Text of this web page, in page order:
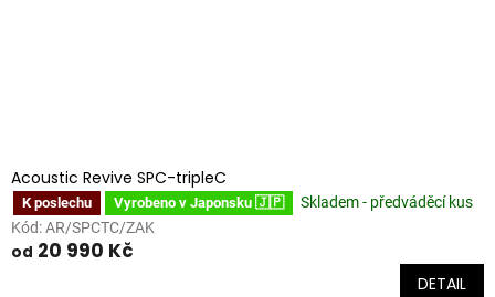
Acoustic Revive SPC-tripleC
K poslechu Vyrobeno v Japonsku 🇯🇵
Skladem - předváděcí kus
Kód:AR/SPCTC/ZAK
od 20 990 Kč
DETAIL